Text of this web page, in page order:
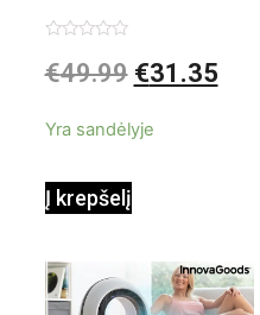
garintuvas su
0,35 L 3 Bar
1000W
0
iš
€49.99 €31.35
Yra sandėlyje
Į krepšelį